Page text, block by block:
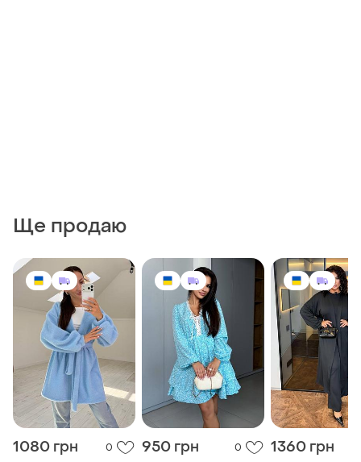
Ще продаю
1080 грн 0 950 грн 0 1360 грн